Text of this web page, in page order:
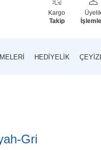
Kargo
Takip
HEDIYELIK
Gri